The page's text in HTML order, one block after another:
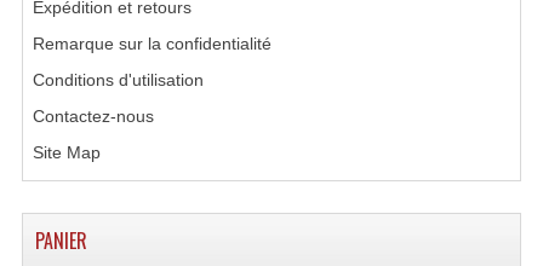
Connectiques, Prises Etc...
Haut-Parleurs Origine Sav
Expédition et retours
Remarque sur la confidentialité
Conditions d'utilisation
Contactez-nous
Site Map
PANIER